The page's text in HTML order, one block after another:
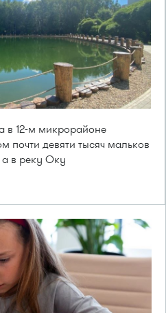
в 12-м микрорайоне
почти девяти тысяч мальков
в реку Оку